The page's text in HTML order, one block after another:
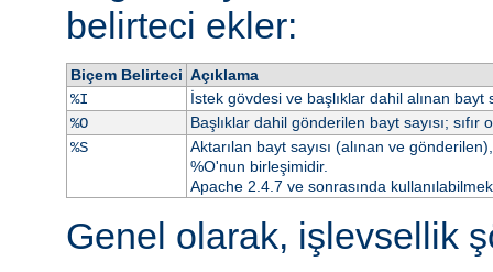
belirteci ekler:
Biçem Belirteci Açıklama
%I
İstek gövdesi ve başlıklar dahil alınan bayt
%O
Başlıklar dahil gönderilen bayt sayısı; sıfır
%S
Aktarılan bayt sayısı (alınan ve
%O'nun birleşimidir.
Apache 2.4.7 ve sonrasında
Genel olarak, işlevsellik